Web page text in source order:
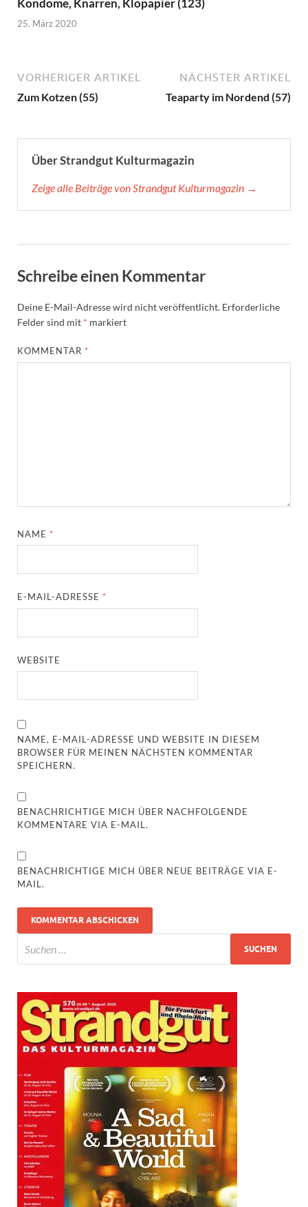
Kondome, Knarren, Klopapier (123)
25. März 2020
VORHERIGER ARTIKEL
Zum Kotzen (55)
NÄCHSTER ARTIKEL
Teaparty im Nordend (57)
Über Strandgut Kulturmagazin
Zeige alle Beiträge von Strandgut Kulturmagazin →
Schreibe einen Kommentar
Deine E-Mail-Adresse wird nicht veröffentlicht. Erforderliche
Felder sind mit * markiert
KOMMENTAR *
NAME *
E-MAIL-ADRESSE *
WEBSITE
NAME, E-MAIL-ADRESSE UND WEBSITE IN DIESEM
BROWSER FÜR MEINEN NÄCHSTEN KOMMENTAR
SPEICHERN.
BENACHRICHTIGE MICH ÜBER NACHFOLGENDE
KOMMENTARE VIA E-MAIL.
BENACHRICHTIGE MICH ÜBER NEUE BEITRÄGE VIA E-
MAIL.